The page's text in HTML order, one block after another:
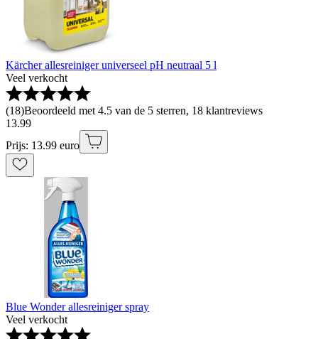
Kärcher allesreiniger universeel pH neutraal 5 l
Veel verkocht
(18)Beoordeeld met 4.5 van de 5 sterren, 18 klantreviews
13.99
Prijs: 13.99 euro
Blue Wonder allesreiniger spray
Veel verkocht